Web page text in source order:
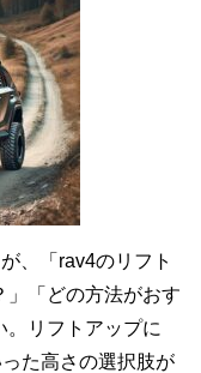
、「rav4のリフト
」「どの方法がおす
。リフトアップに
た高さの選択肢が